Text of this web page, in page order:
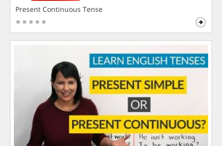
Present Continuous Tense